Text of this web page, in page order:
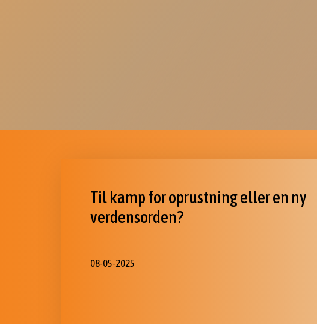
Til kamp for oprustning eller en ny
verdensorden?
08-05-2025